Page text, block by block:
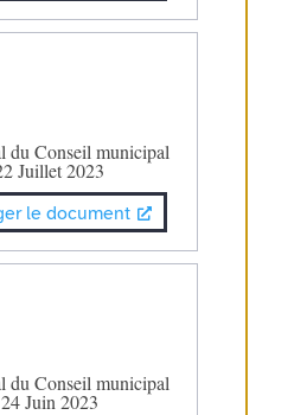
du Conseil municipal
Juillet 2023
le document
du Conseil municipal
Juin 2023